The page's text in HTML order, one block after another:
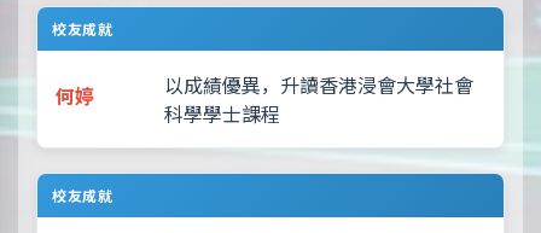
校友成就
何婷
以成績優異，升讀香港浸會大學社會
科學學士課程
校友成就